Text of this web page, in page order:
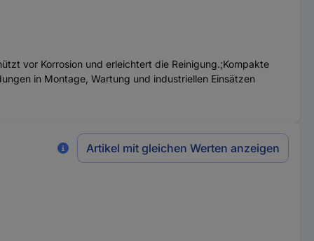
vor Korrosion und erleichtert die Reinigung.;Kompakte
in Montage, Wartung und industriellen Einsätzen
Artikel mit gleichen Werten anzeigen